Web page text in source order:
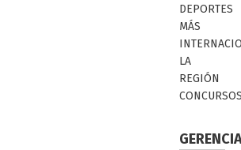
DEPORTES
MÁS
LA
REGIÓN